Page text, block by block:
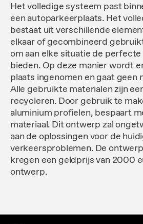
Het volledige systeem past
een autoparkeerplaats. Het
bestaat uit verschillende
elkaar of gecombineerd
om aan elke situatie de
bieden. Op deze manier wordt
plaats ingenomen en gaat geen
Alle gebruikte materialen zijn
recycleren. Door gebruik te
aluminium profielen, bespaart
materiaal. Dit ontwerp zal
aan de oplossingen voor de
verkeersproblemen. De
kregen een geldprijs van 2000
ontwerp.